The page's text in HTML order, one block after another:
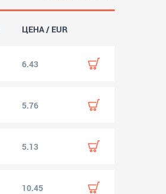
ЦЕНА / EUR
6.43
5.76
5.13
10.45